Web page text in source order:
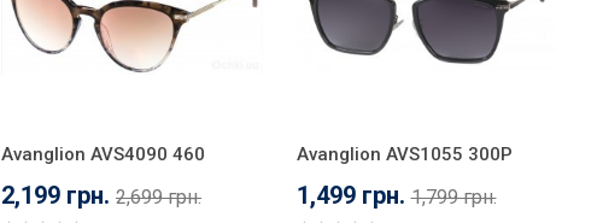
Avanglion AVS4090 460
2,199 грн. 2,699 грн.
Avanglion AVS1055 300P
1,499 грн. 1,799 грн.